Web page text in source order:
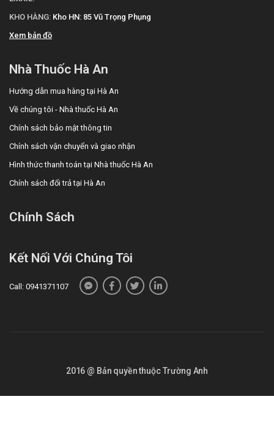
KHO HÀNG: Kho HN: 85 Vũ Trọng Phụng
Xem bản đồ
Nhà Thuốc Hà An
Hướng dẫn mua hàng tại Hà An
Về chúng tôi - Nhà thuốc Hà An
Chính sách bảo mật thông tin
Chính sách vận chuyển và giao nhận
Hình thức thanh toán tại Nhà thuốc Hà An
Chính sách đổi trả tại Hà An
Chính Sách
Kết Nối Với Chúng Tôi
Call: 0941371107
2016 @ Bản quyền thuộc Trường Anh